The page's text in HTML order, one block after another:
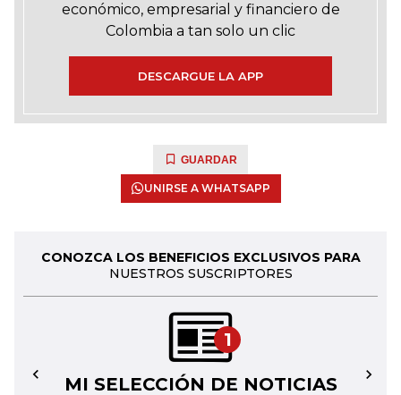
económico, empresarial y financiero de
Colombia a tan solo un clic
DESCARGUE LA APP
GUARDAR
UNIRSE A WHATSAPP
CONOZCA LOS BENEFICIOS EXCLUSIVOS PARA
NUESTROS SUSCRIPTORES
1
MI SELECCIÓN DE NOTICIAS
← →